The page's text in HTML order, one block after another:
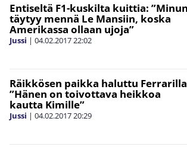
Entiseltä F1-kuskilta kuittia: ”Minun
täytyy mennä Le Mansiin, koska
Amerikassa ollaan ujoja”
Jussi | 04.02.201722:02
Räikkösen paikka haluttu
”Hänen on toivottava heikkoa
kautta Kimille”
Jussi | 04.02.201720:29